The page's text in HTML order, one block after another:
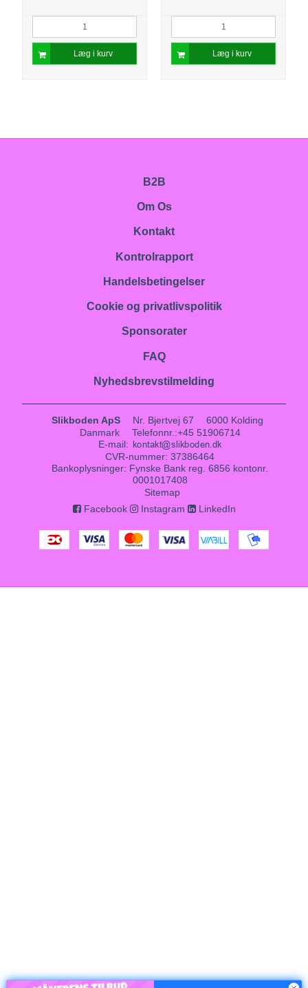
Læg i kurv Læg i kurv
B2B
Om Os
Kontakt
Kontrolrapport
Handelsbetingelser
Cookie og privatlivspolitik
Sponsorater
FAQ
Nyhedsbrevstilmelding
Slikboden ApS Nr. Bjertvej 67
6000 Kolding
Danmark
Telefonnr. :+45 51906714
E-mail:
CVR-nummer: 37386464
Bankoplysninger: Fynske Bank reg. 6856 kontonr.
0001017408
Sitemap
Facebook
Instagram LinkedIn